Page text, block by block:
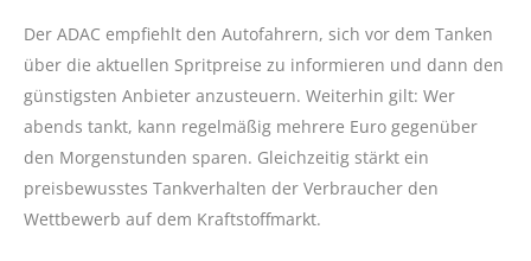
Der ADAC empfiehlt den Autofahrern, sich vor dem Tanken
über die aktuellen Spritpreise zu informieren und dann den
günstigsten Anbieter anzusteuern. Weiterhin gilt: Wer
abends tankt, kann regelmäßig mehrere Euro gegenüber
den Morgenstunden sparen. Gleichzeitig stärkt ein
preisbewusstes Tankverhalten der Verbraucher den
Wettbewerb auf dem Kraftstoffmarkt.